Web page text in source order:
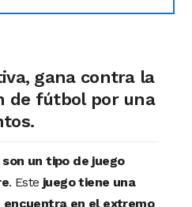
gana contra la
de fútbol por una
un tipo de juego
. Este juego tiene una
en el extremo